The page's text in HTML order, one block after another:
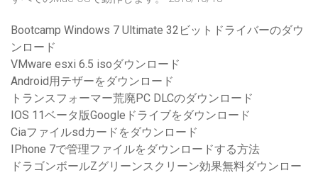
Bootcamp Windows 7 Ultimate 32ビットドライバーのダウ
ンロード
VMware esxi 6.5 isoダウンロード
Android用テザーをダウンロード
トランスフォーマー荒廃PC DLCのダウンロード
IOS 11ベータ版Googleドライブをダウンロード
Ciaファイルsdカードをダウンロード
IPhone 7で管理ファイルをダウンロードする方法
ドラゴンボールZグリーンスクリーン効果無料ダウンロー